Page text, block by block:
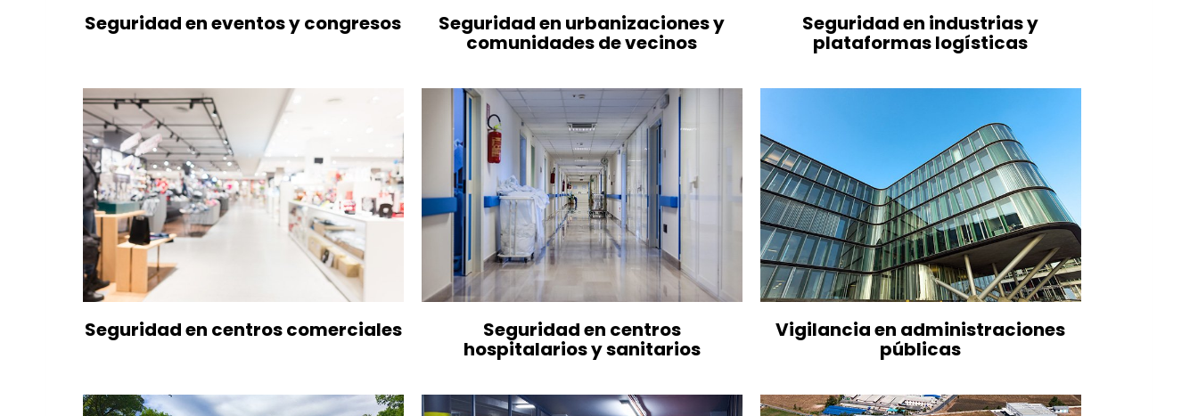
Seguridad en eventos y congresos Seguridad en urbanizaciones y
comunidades de vecinos
Seguridad en industrias y
plataformas logísticas
Seguridad en centros comerciales Seguridad en centros
hospitalarios y sanitarios
Vigilancia en administraciones
públicas